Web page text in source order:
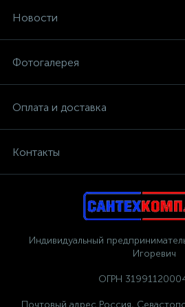
Новости
Фотогалерея
Оплата и доставка
Контакты
Индивидуальный
Игоревич
ОГРН
Почтовый адрес Россия,